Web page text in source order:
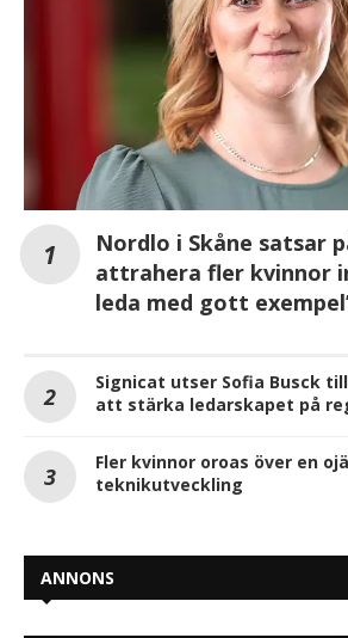
Nordlo i Skåne satsar
attrahera fler kvinnor
leda med gott
Signicat utser Sofia Busck
att stärka ledarskapet på
Fler kvinnor oroas över en
teknikutveckling
ANNONS